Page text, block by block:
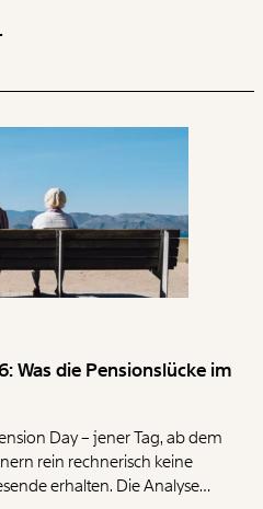
Was die Pensionslücke im
Day – jener Tag, ab dem
rein rechnerisch keine
erhalten. Die Analyse